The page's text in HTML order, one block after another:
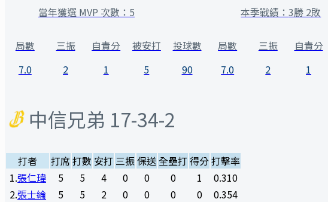
當年獲選 MVP 次數： 5
局數
7.0
三振
2
自責分
1
被安打
5
投球數
90
本季戰績：3勝 2敗
局數
7.0
三振
2
自責分
1
中信兄弟 17-34-2
打者 打席打數 安打 三振保送全壘打 得分打擊率
1.張仁瑋 5 5 4 0 0 0 1
0.310
2.張士綸 5 5 2 0 0 0 0
0.354